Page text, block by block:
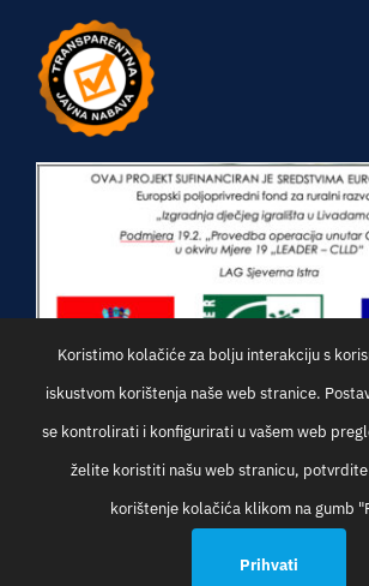
© Općina Oprtalj | Development:
Koristimo kolačiće za bolju interakciju s
iskustvom korištenja naše web stranice.
se kontrolirati i konfigurirati u vašem web
želite koristiti našu web stranicu,
korištenje kolačića klikom na gumb
Prihvati